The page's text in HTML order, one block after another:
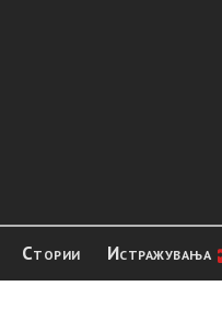
Стории Истражувањa